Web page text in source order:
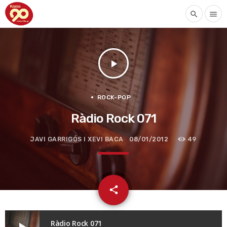
search menu
play_arrow
ROCK-POP
Ràdio Rock 071
JAVI GARRIGÓS I XEVI BACA 08/01/2012 49
share
email
Ràdio Rock 071